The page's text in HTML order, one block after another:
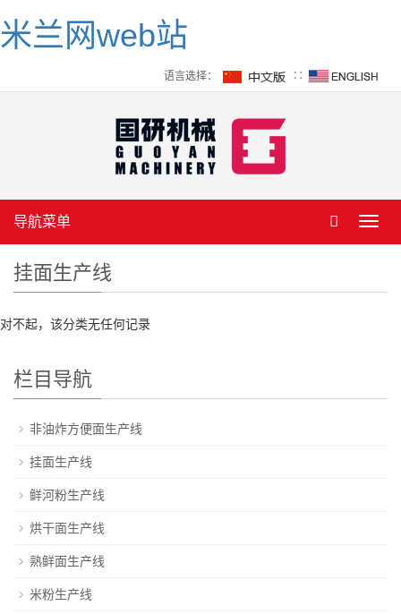
米兰网web站
语言选择： ∷
导航菜单
挂面生产线
对不起，该分类无任何记录
栏目导航
非油炸方便面生产线
挂面生产线
鲜河粉生产线
烘干面生产线
熟鲜面生产线
米粉生产线